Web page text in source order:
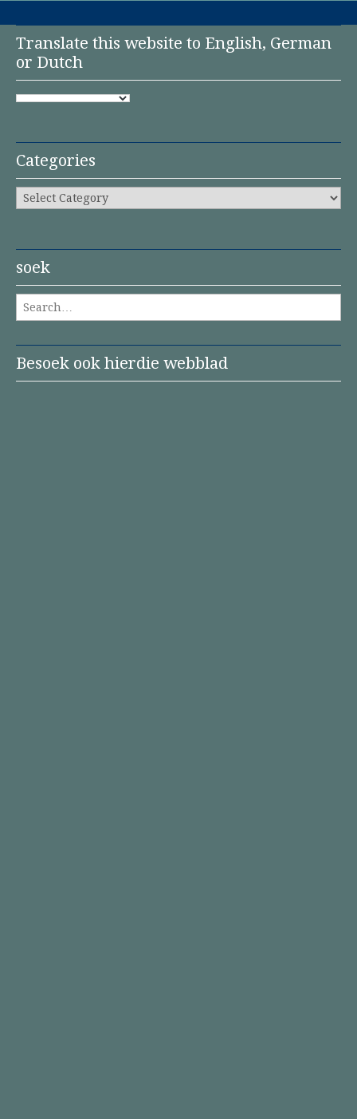
Translate this website to English, German
or Dutch
Categories
Categories
soek
Besoek ook hierdie webblad